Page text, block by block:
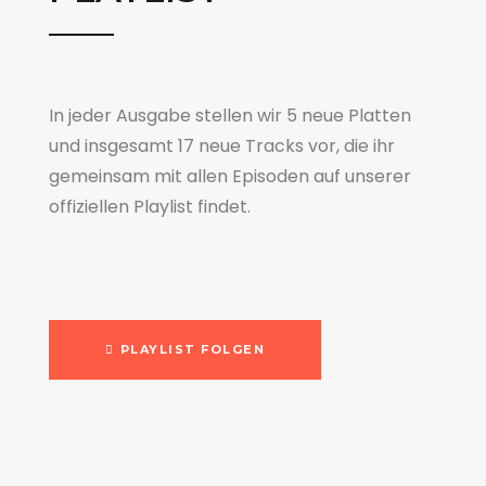
In jeder Ausgabe stellen wir 5 neue Platten
und insgesamt 17 neue Tracks vor, die ihr
gemeinsam mit allen Episoden auf unserer
offiziellen Playlist findet.
PLAYLIST FOLGEN